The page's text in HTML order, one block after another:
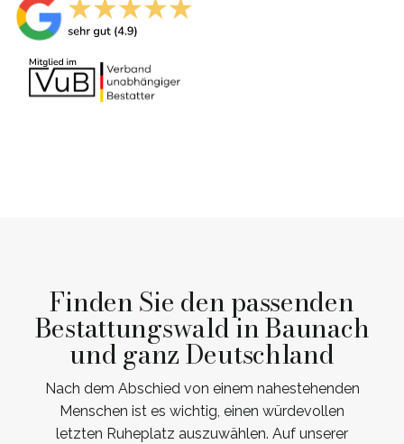
Finden Sie den passenden
Bestattungswald in Baunach
und ganz Deutschland
Nach dem Abschied von einem nahestehenden
Menschen ist es wichtig, einen würdevollen
letzten Ruheplatz auszuwählen. Auf unserer